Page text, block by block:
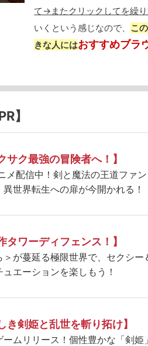
て→またクリックしてを繰
いくという感じなので、 こ
きな人にはおすすめブラ
】
サク最強の冒険者へ！】
メ配信中！剣と魔法の王道ファ
異世界転生への扉が今開かれる！
タワーディフェンス！】
＞が蔓延る極限世界で、セクシ
ュエーションを楽しもう！
き剣姫と乱世を斬り拓け】
ームリリース！個性豊かな「剣